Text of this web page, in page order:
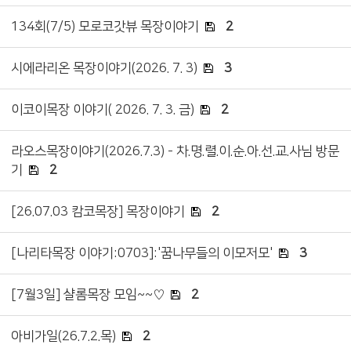
134회(7/5) 모로코갓뷰 목장이야기 2
시에라리온 목장이야기(2026. 7. 3) 3
이코이목장 이야기( 2026. 7. 3. 금) 2
라오스목장이야기(2026.7.3) - 차.명.렬.이.순.아.선.교.사님 방문
기
2
[26.07.03 캄코목장] 목장이야기 2
[나리타목장 이야기:0703]:'꿈나무들의 이모저모' 3
[7월3일] 샬롬목장 모임~~♡ 2
아비가일(26.7.2.목) 2